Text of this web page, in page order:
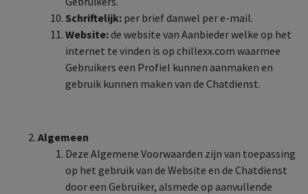
Schriftelijk: per brief danwel per e-mail.
Website:de website van Aanbieder welke op het
internet te vinden is op chillexx.com waarmee
Gebruikers een Profiel kunnen aanmaken en
gebruik kunnen maken van de Chatdienst.
Algemeen
Deze Algemene Voorwaarden zijn van toepassing
op het gebruik van de Website en de Chatdienst
door een Gebruiker, alsmede op aanvullende